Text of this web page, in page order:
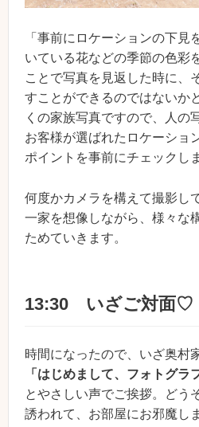
「事前にロケーションの下見
いている花などの季節の色彩
ことで写真を見返した時に、
すことができるのではないか
くの家族写真ですので、人の
お客様が選ばれたロケーショ
ポイントを事前にチェックし
何度かカメラを構えて撮影し
一家を想像しながら、様々な
ためていきます。
13:30 いざご対面♡
時間になったので、いざ奥村
「はじめまして、フォトグラ
とやさしい声でご挨拶。どう
誘われて、お部屋にお邪魔し